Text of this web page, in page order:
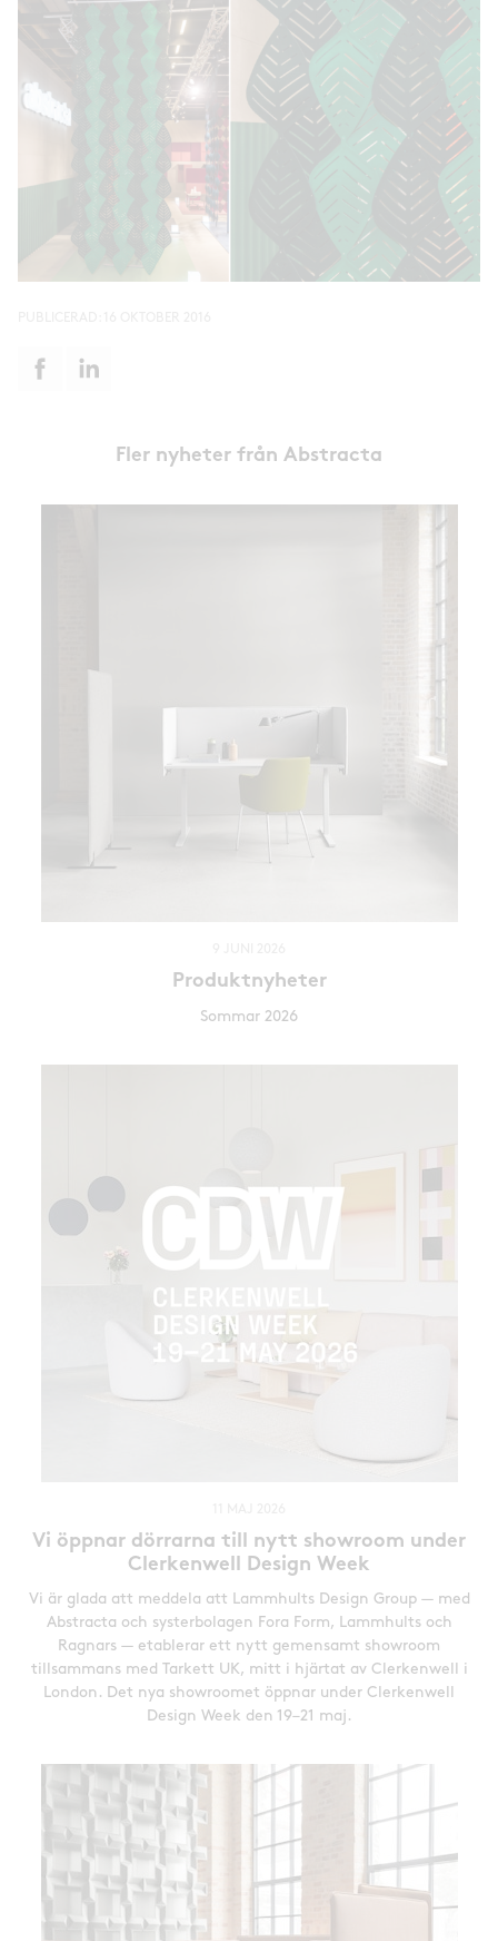
Fler nyheter från Abstracta
Produktnyheter
Sommar 2026
Vi öppnar dörrarna till nytt showroom under
Clerkenwell Design Week
Vi är glada att meddela att Lammhults Design Group — med
Abstracta och systerbolagen Fora Form, Lammhults och
Ragnars — etablerar ett nytt gemensamt showroom
tillsammans med Tarkett UK, mitt i hjärtat av Clerkenwell i
London. Det nya showroomet öppnar under Clerkenwell
Design Week den 19–21 maj.